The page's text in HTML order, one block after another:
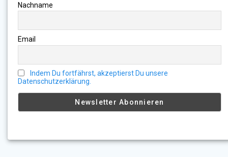
Nachname
Email
Indem Du fortfährst, akzeptierst Du unsere
Datenschutzerklärung.